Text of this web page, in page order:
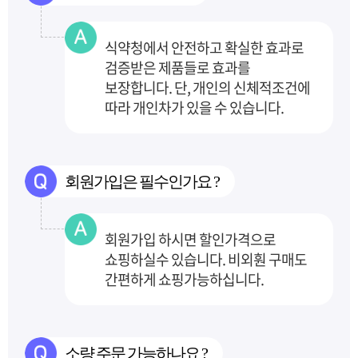
식약청에서 안전하고 확실한 효과로
검증받은 제품들로 효과를
보장합니다.단, 개인의 신체적조건에
따라 개인차가 있을 수 있습니다.
회원가입은 필수인가요 ?
회원가입 하시면 할인가격으로
쇼핑하실수 있습니다. 비외훤 구매도
간편하게 쇼핑가능하십니다.
소량 주문 가능하나요 ?